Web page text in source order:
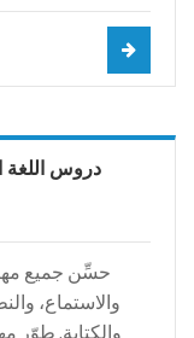
دروس اللغة
حسِّن جميع
والاستماع،
والكتابة. طوّر